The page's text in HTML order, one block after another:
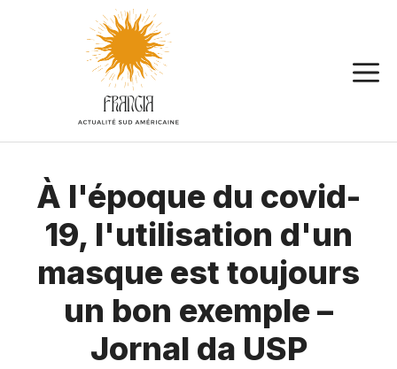
À l'époque du covid-
19, l'utilisation d'un
masque est toujours
un bon exemple –
Jornal da USP